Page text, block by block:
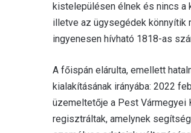
kistelepülésen élnek és nincs a
illetve az ügysegédek könnyítik
ingyenesen hívható 1818-as
A főispán elárulta, emellett
kialakításának irányába: 2022
üzemeltetője a Pest Vármegyei
regisztráltak, amelynek